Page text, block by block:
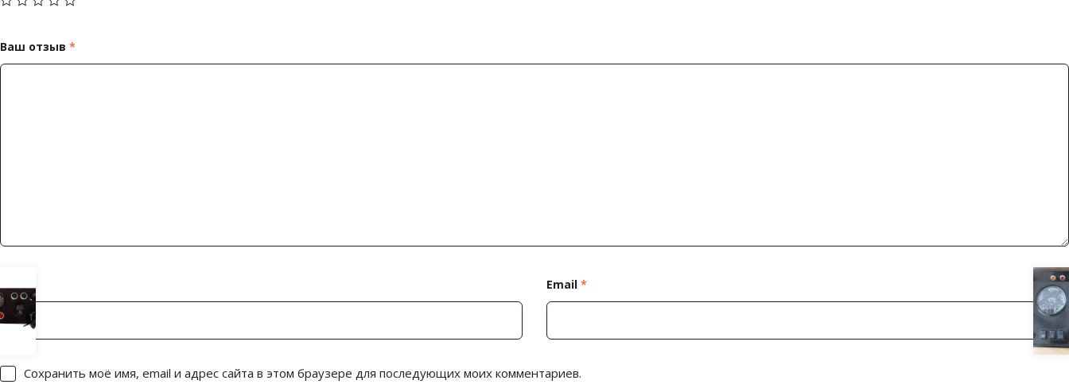
Ваш отзыв *
Имя* Email *
Сохранить моё имя, email и адрес сайта в этом браузере для последующих моих комментариев.